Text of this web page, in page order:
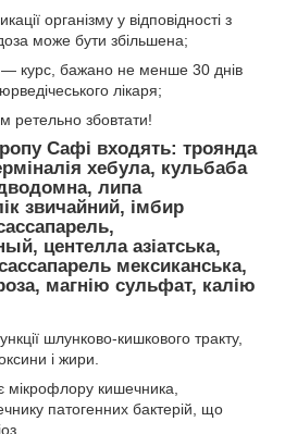
організму у відповідності з
може бути збільшена;
— курс, бажано не менше 30 днів
лікаря;
ретельно збовтати!
Сафі входять: троянда
хебула, кульбаба
липа
звичайний, імбир
центелла азіатська,
мексиканська,
магнію сульфат, калію
шлунково-кишкового тракту,
і жири.
мікрофлору кишечника,
патогенних бактерій, що